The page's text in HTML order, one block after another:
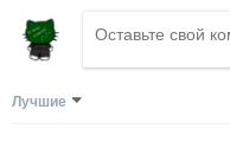
Лучшие